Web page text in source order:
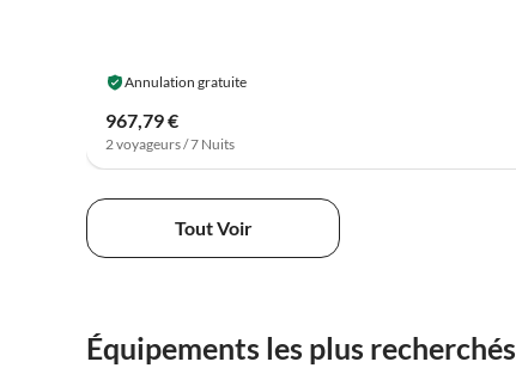
Annulation gratuite
967,79 €
2 voyageurs / 7 Nuits
Tout Voir
Équipements les plus